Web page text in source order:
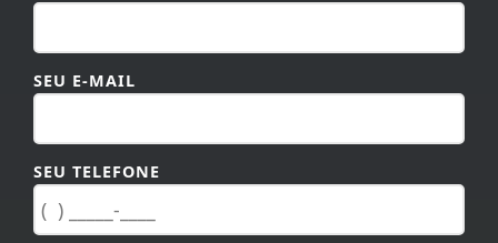
SEU E-MAIL
SEU TELEFONE
MENSAGEM